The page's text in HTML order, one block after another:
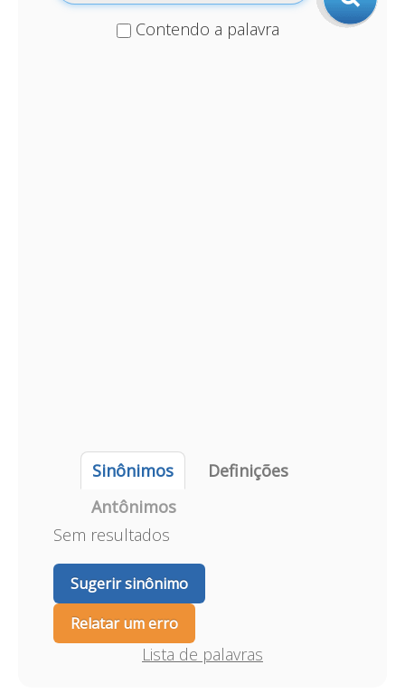
Contendo a palavra
Sinônimos
Definições
Antônimos
Sem resultados
Sugerir sinônimo
Relatar um erro
Lista de palavras